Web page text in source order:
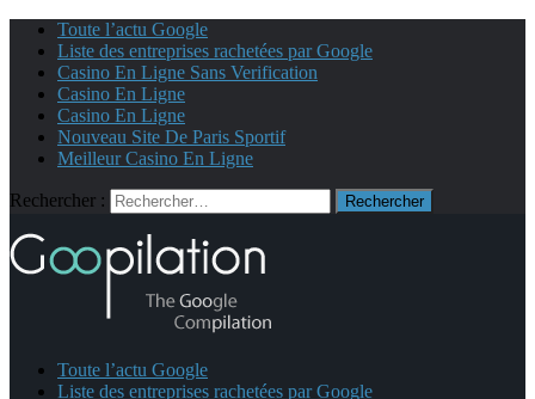
Toute l’actu Google
Liste des entreprises rachetées par Google
Casino En Ligne Sans Verification
Casino En Ligne
Casino En Ligne
Nouveau Site De Paris Sportif
Meilleur Casino En Ligne
Rechercher :
Toute l’actu Google
Liste des entreprises rachetées par Google